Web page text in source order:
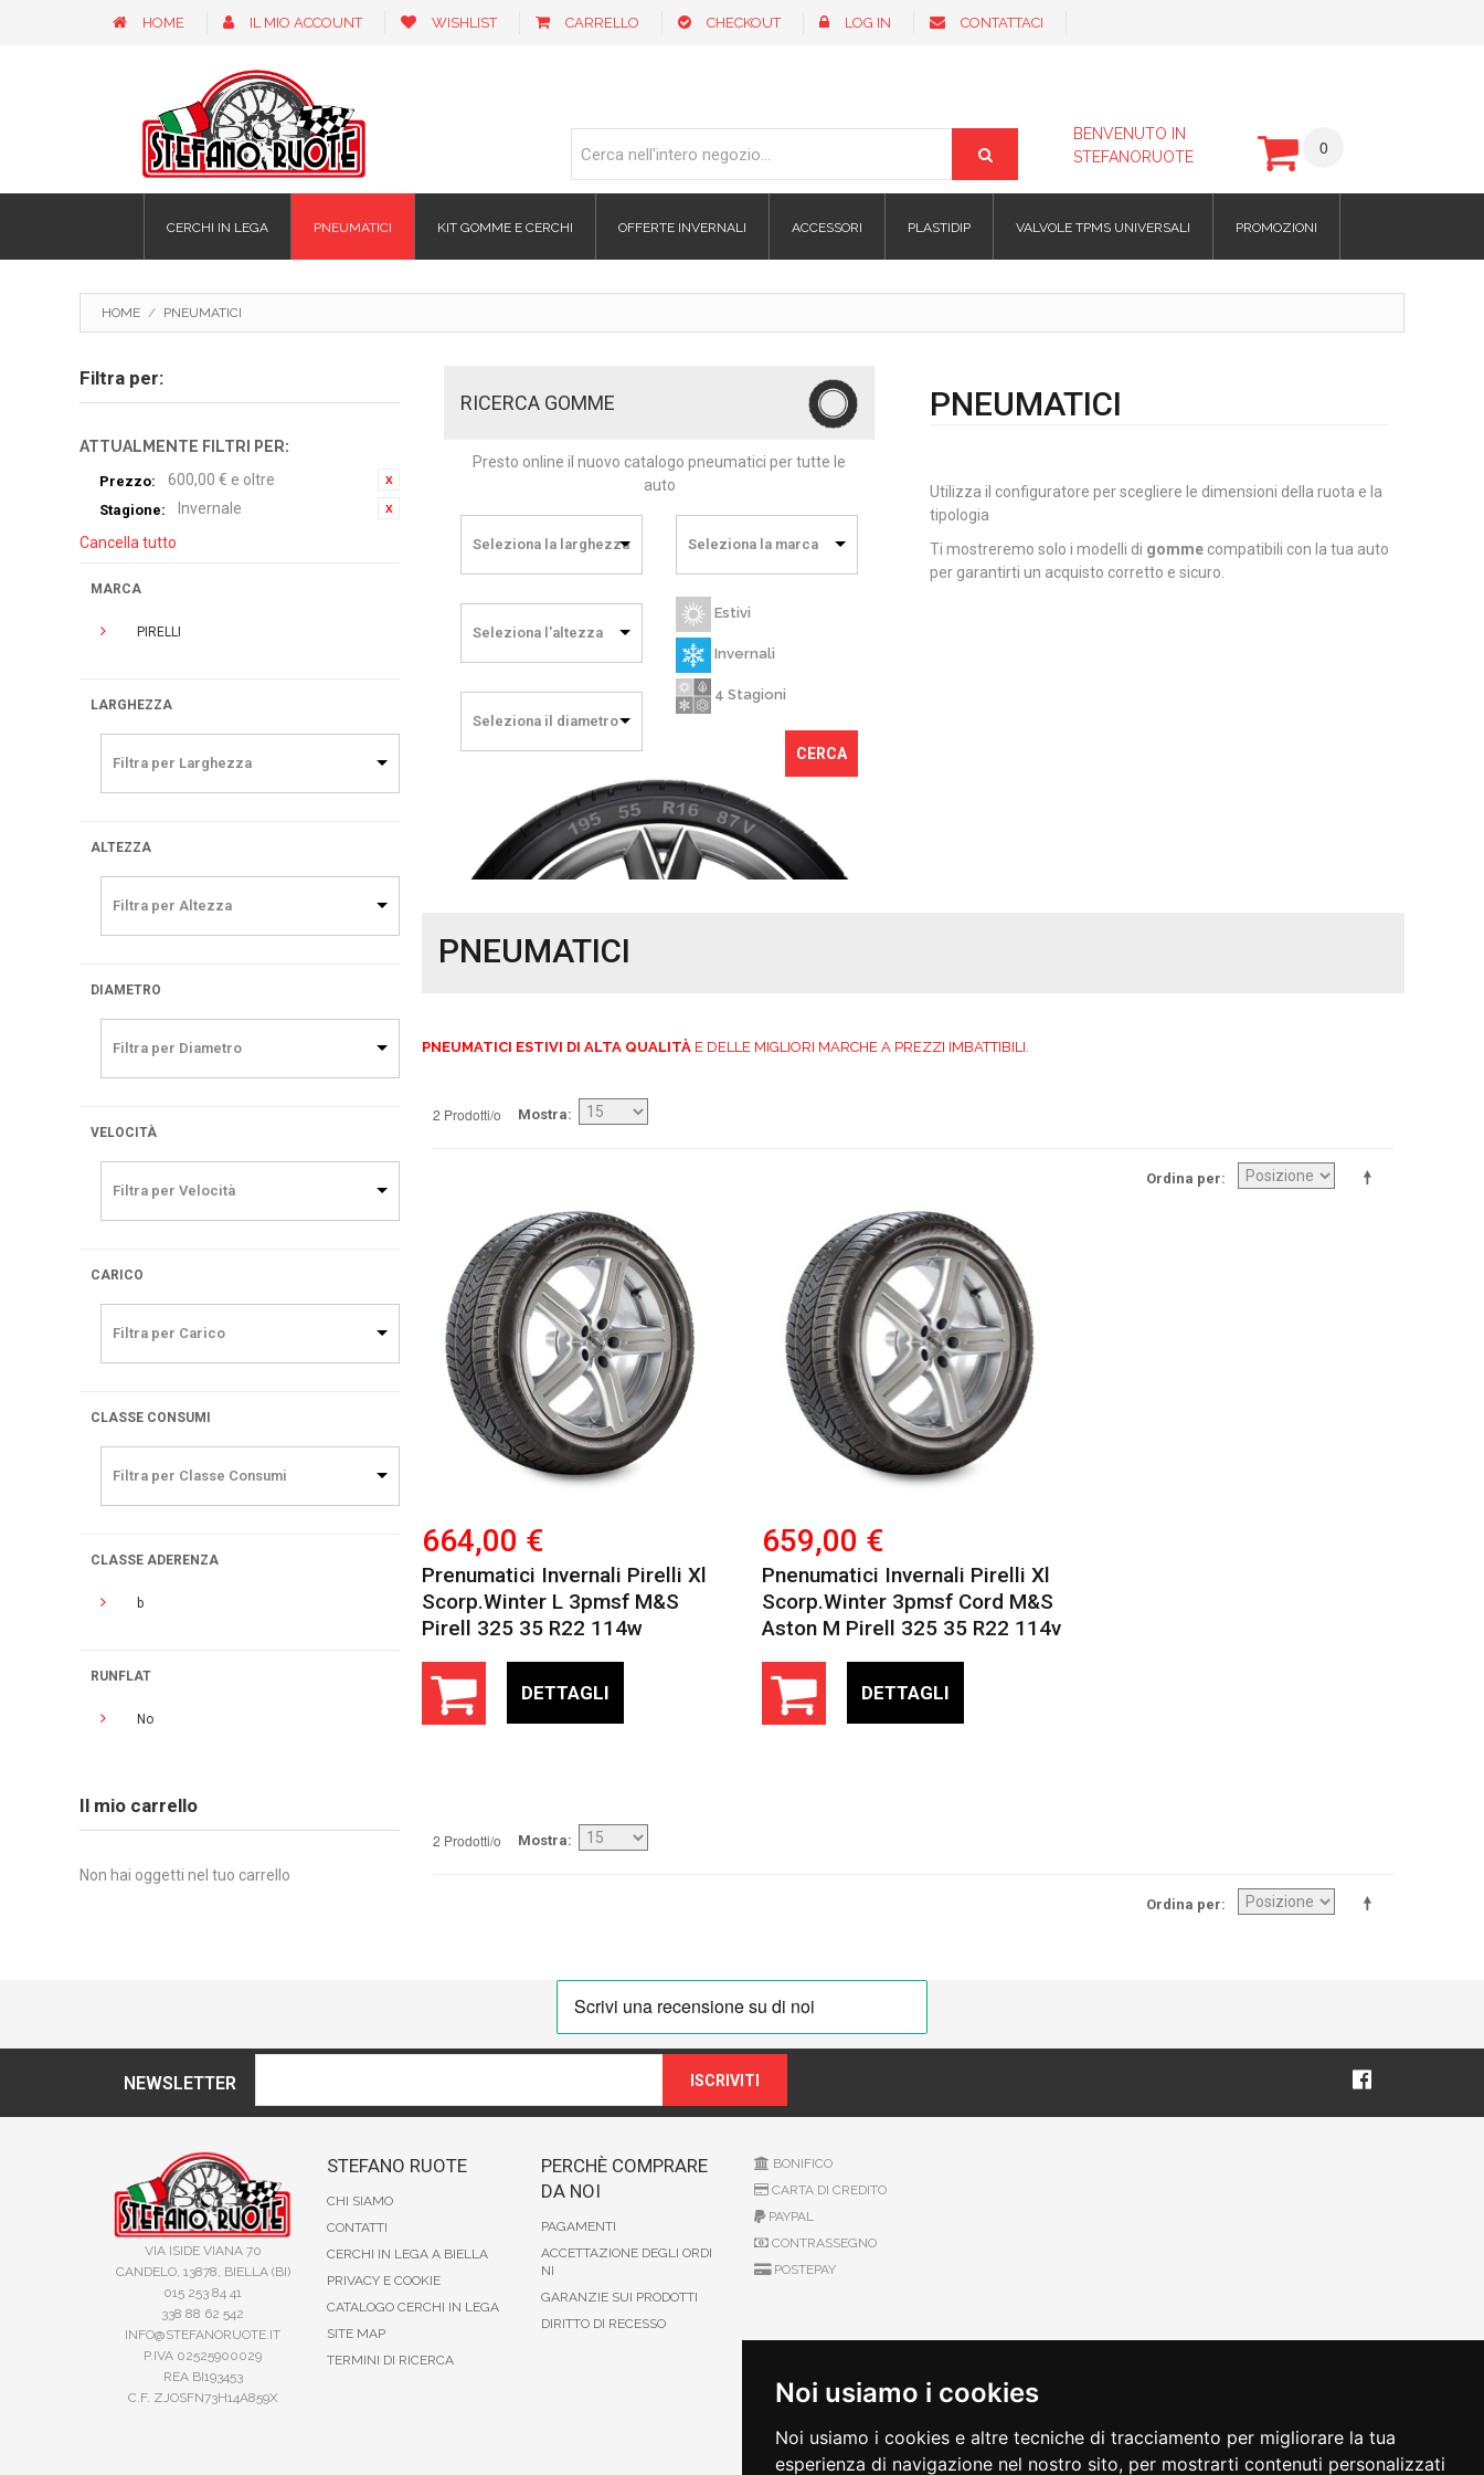
Noi usiamo i cookies
Noi usiamo i cookies e altre tecniche di tracciamento per migliorare la tua
esperienza di navigazione nel nostro sito, per mostrarti contenuti personalizzati
HOME IL MIO ACCOUNT WISHLIST CARRELLO CHECKOUT LOG IN CONTATTACI
BENVENUTO IN
STEFANORUOTE
0
CERCHI IN LEGA PNEUMATICI KIT GOMME E CERCHI OFFERTE INVERNALI ACCESSORI PLASTIDIP VALVOLE TPMS UNIVERSALI PROMOZIONI
HOME / PNEUMATICI
Filtra per:
ATTUALMENTE FILTRI PER:
Prezzo: 600,00 € e oltre
Stagione:
Invernale
Cancella tutto
MARCA
PIRELLI
LARGHEZZA
Filtra per Larghezza
ALTEZZA
Filtra per Altezza
DIAMETRO
Filtra per Diametro
VELOCITÀ
Filtra per Velocità
CARICO
Filtra per Carico
CLASSE CONSUMI
Filtra per Classe Consumi
CLASSE ADERENZA
b
RUNFLAT
No
PNEUMATICI
Utilizza il configuratore per scegliere le dimensioni della ruota e la
tipologia
Ti mostreremo solo i modelli di gomme compatibili con la tua auto
per garantirti un acquisto corretto e sicuro.
RICERCA GOMME
Presto online il nuovo catalogo pneumatici per tutte le
auto
Seleziona la larghezza
Seleziona l'altezza
Seleziona il diametro
Seleziona la marca
Estivi
Invernali
4 Stagioni
CERCA
PNEUMATICI
PNEUMATICI ESTIVI DI ALTA QUALITÀ E DELLE MIGLIORI MARCHE A PREZZI IMBATTIBILI.
2 Prodotti/o Mostra
Ordina per
664,00 €
Prenumatici Invernali Pirelli Xl
Scorp.winter L 3pmsf M&s
Pirell 325 35 R22 114w
DETTAGLI
659,00 €
Pnenumatici Invernali Pirelli Xl
Scorp.winter 3pmsf Cord M&s
Aston M Pirell 325 35 R22 114v
DETTAGLI
2 Prodotti/o Mostra
Ordina per
Il mio carrello
Non hai oggetti nel tuo carrello
NEWSLETTER ISCRIVITI
VIA ISIDE VIANA 70
CANDELO, 13878, BIELLA (BI)
015 253 84 41
338 88 62 542
INFO@STEFANORUOTE.IT
P.IVA 02525900029
REA BI193453
C.F. ZJOSFN73H14A859X
STEFANO RUOTE
CHI SIAMO
CONTATTI
CERCHI IN LEGA A BIELLA
PRIVACY E COOKIE
CATALOGO CERCHI IN LEGA
SITE MAP
TERMINI DI RICERCA
PERCHÈ COMPRARE
DA NOI
PAGAMENTI
ACCETTAZIONE DEGLI ORDI
NI
GARANZIE SUI PRODOTTI
DIRITTO DI RECESSO
BONIFICO
CARTA DI CREDITO
PAYPAL
CONTRASSEGNO
POSTEPAY